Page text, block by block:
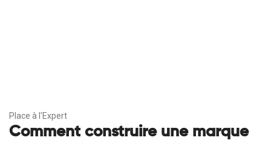
Place à l'Expert
Comment construire une marque